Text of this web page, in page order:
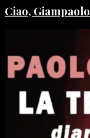
Ciao, Giampaolo